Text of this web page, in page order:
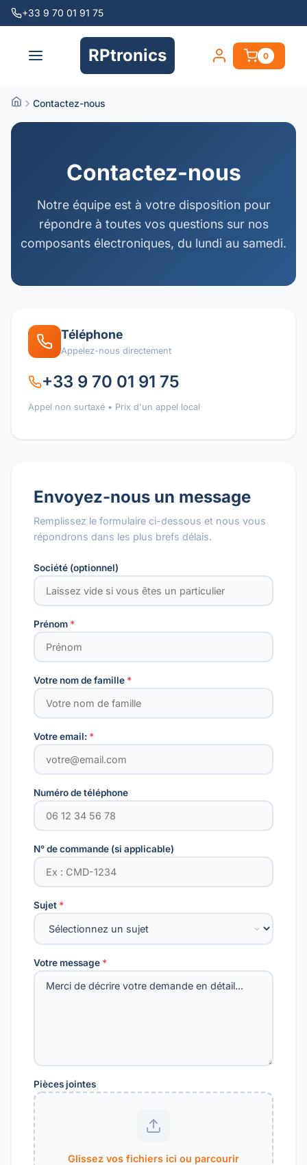
+33 9 70 01 91 75
RPtronics 0
Contactez-nous
Contactez-nous
Notre équipe est à votre disposition pour
répondre à toutes vos questions sur nos
composants électroniques, du lundi au samedi.
Téléphone
Appelez-nous directement
+33 9 70 01 91 75
Appel non surtaxé • Prix d'un appel local
Envoyez-nous un message
Remplissez le formulaire ci-dessous et nous vous
répondrons dans les plus brefs délais.
Société (optionnel)
Prénom *
Votre nom de famille *
Votre email: *
Numéro de téléphone
N° de commande (si applicable)
Sujet *
Votre message *
Pièces jointes
Glissez vos fichiers ici ou parcourir